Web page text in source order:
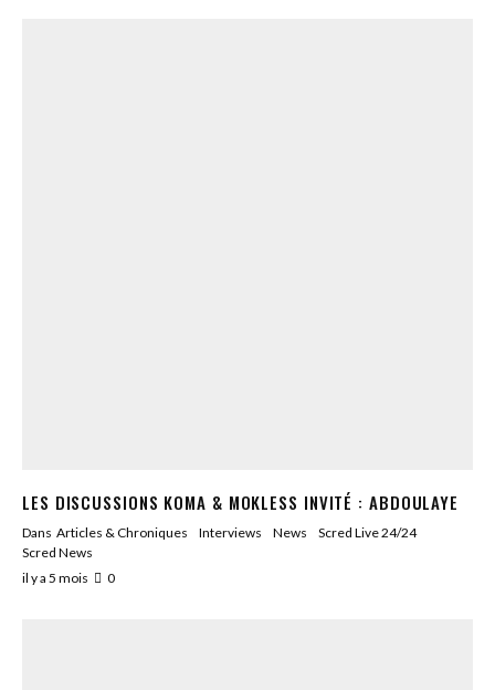
LES DISCUSSIONS KOMA & MOKLESS INVITÉ : ABDOULAYE
Dans Articles & Chroniques Interviews News
Scred Live 24/24
Scred News
il y a 5 mois
0